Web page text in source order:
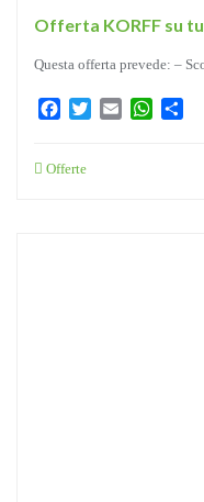
Offerta KORFF su
Questa offerta prevede: –
FacebookTwitterEmail
Offerte